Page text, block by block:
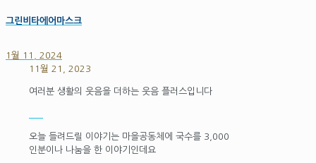
그린비타에어마스크
1월 11, 2024
11월 21, 2023
여러분 생활의 웃음을 더하는 웃음 플러스입니다
오늘 들려드릴 이야기는 마을공동체에 국수를 3,000
인분이나 나눔을 한 이야기인데요